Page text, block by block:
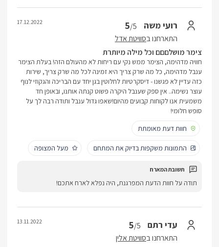
רועי משה 5/5
התארחנו בסוויטת אדל
17.12.2022
צימר מושלםםם וכל מילה מיותרת
חוויה מדהימה, הצימר ממש נקי עם ריחות לא מהעולם הזה! בעלת הצימר
ענבל מדהימה, כל מה שרק צריך היא זמינה לכל מה שרק צריך, שירות
כזה עדיין לא פגשנו - דיסקרטיות לחלוטין בגן יחד עם הבריכה והגקוזי לנוף
עוצר נשימה.. אין ספק שענבל היקרה פשוט קנתה אותנו, ובאופן חד
משמעית אנו לקוחות קבועים מהיום!שאפו גדול ענבל ותודה רבה לך על
סופש חלומי!
חוות דעת מאומתת
התמונות משקפות בדיוק את המתחם מעל המצופה
תודה על חוות הדעת המפרגנת, היה נפלא לארח אתכם!
עדי רתם 5/5
התארחנו בסוויטת אלין
13.11.2022